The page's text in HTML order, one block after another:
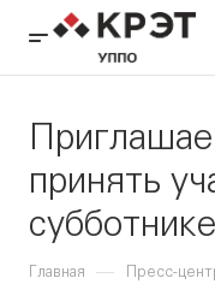
принять
субботнике
Главная — Пресс-